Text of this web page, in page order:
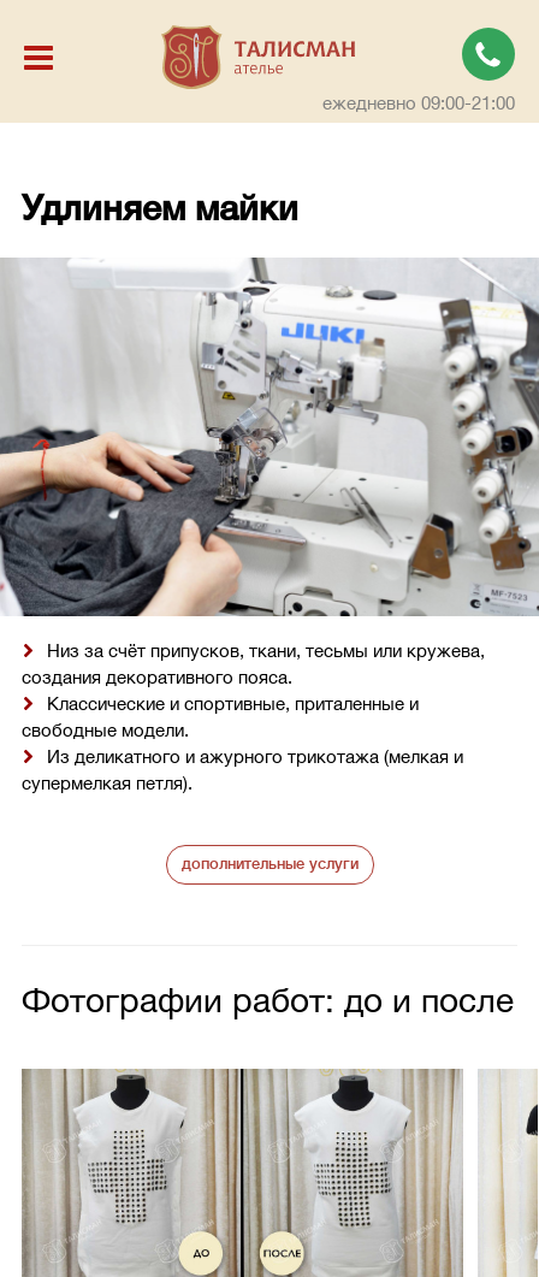
ежедневно 09:00-21:00
Удлиняем майки
Низ за счёт припусков, ткани, тесьмы или кружева,
создания декоративного пояса.
Классические и спортивные, приталенные и
свободные модели.
Из деликатного и ажурного трикотажа (мелкая и
супермелкая петля).
дополнительные услуги
Фотографии работ: до и после